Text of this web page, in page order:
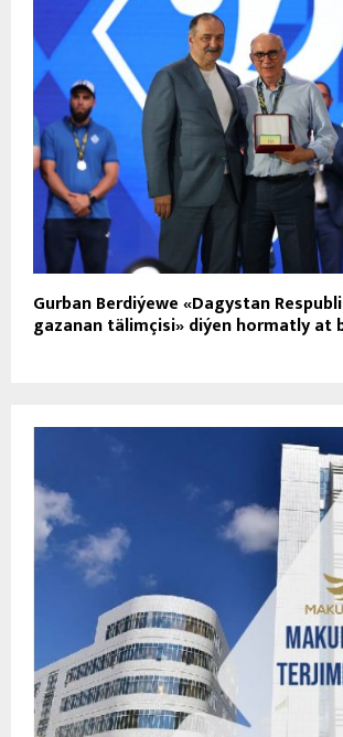
Gurban Berdiýewe «Dagystan
gazanan tälimçisi» diýen hormatly at